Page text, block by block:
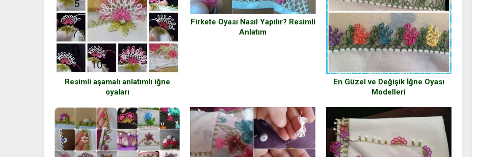
Resimli aşamalı anlatımlı iğne
oyaları
Firkete Oyası Nasıl Yapılır? Resimli
Anlatım
En Güzel ve Değişik İğne Oyası
Modelleri